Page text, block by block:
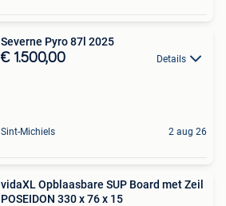
Severne Pyro 87l 2025
€ 1.500,00 Details
Sint-Michiels 2 aug 26
vidaXL Opblaasbare SUP Board met Zeil
POSEIDON 330 x 76 x 15